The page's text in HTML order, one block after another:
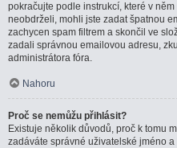
pokračujte podle instrukcí, které v
neobdrželi, mohli jste zadat špatnou
zachycen spam filtrem a skončil ve
zadali správnou emailovou adresu,
administrátora fóra.
Nahoru
Proč se nemůžu přihlásit?
Existuje několik důvodů, proč k tomu
zadáváte správné uživatelské jméno